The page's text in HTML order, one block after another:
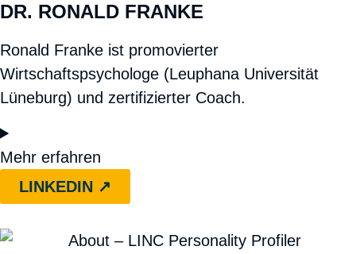
DR. RONALD FRANKE
Ronald Franke ist promovierter
Wirtschaftspsychologe (Leuphana Universität
Lüneburg) und zertifizierter Coach.
Mehr erfahren
LINKEDIN ↗︎